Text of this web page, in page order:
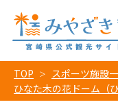
TOP
スポーツ施設
ひなた木の花ドーム（